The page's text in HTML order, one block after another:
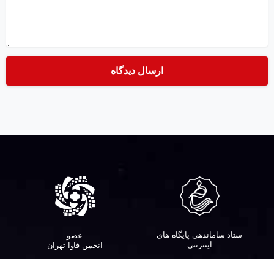
ستاد ساماندهی پایگاه های
اینترنتی
عضو
انجمن فاوا تهران